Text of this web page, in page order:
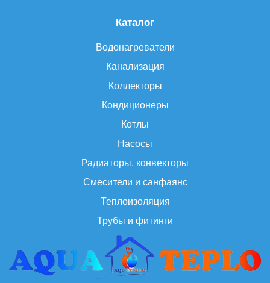
Каталог
Водонагреватели
Канализация
Коллекторы
Кондиционеры
Котлы
Насосы
Радиаторы, конвекторы
Смесители и санфаянс
Теплоизоляция
Трубы и фитинги